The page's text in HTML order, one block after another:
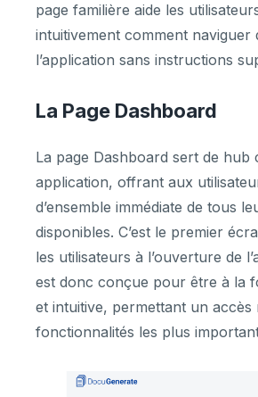
page familière aide les
intuitivement comment naviguer
l’application sans instructions
La Page Dashboard
La page Dashboard sert de hub
application, offrant aux
d’ensemble immédiate de tous
disponibles. C’est le premier
les utilisateurs à l’ouverture de
est donc conçue pour être à la
et intuitive, permettant un accès
fonctionnalités les plus